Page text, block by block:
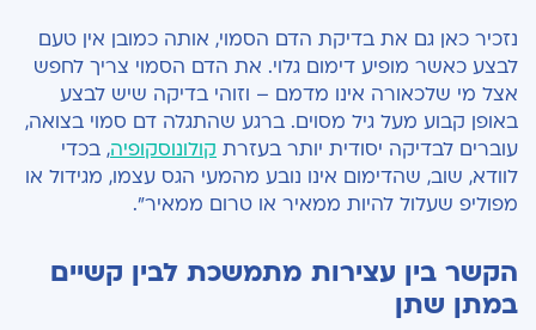
נזכיר כאן גם את בדיקת הדם הסמוי, אותה כמובן אין טעם
לבצע כאשר מופיע דימום גלוי. את הדם הסמוי צריך לחפש
אצל מי שלכאורה אינו מדמם – וזוהי בדיקה שיש לבצע
באופן קבוע מעל גיל מסוים. ברגע שהתגלה דם סמוי בצואה,
עוברים לבדיקה יסודית יותר בעזרת קולונוסקופיה, בכדי
לוודא, שוב, שהדימום אינו נובע מהמעי הגס עצמו, מגידול או
מפוליפ שעלול להיות ממאיר או טרום ממאיר".
הקשר בין עצירות מתמשכת לבין קשיים
במתן שתן